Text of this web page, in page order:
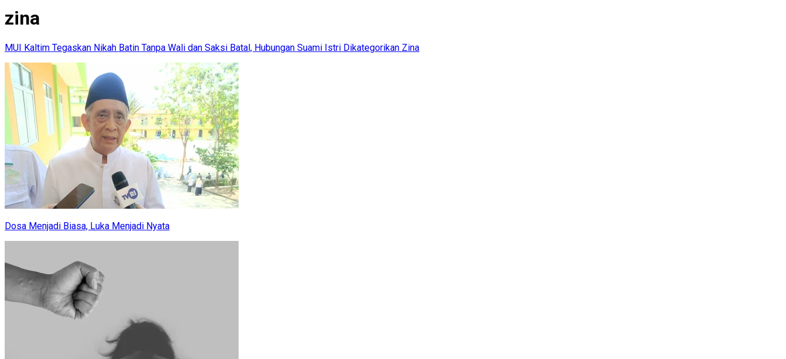
zina
MUI Kaltim Tegaskan Nikah Batin Tanpa Wali dan Saksi Batal, Hubungan Suami Istri Dikategorikan Zina
Dosa Menjadi Biasa, Luka Menjadi Nyata